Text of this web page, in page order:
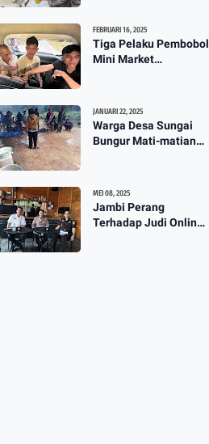
3:57
FEBRUARI 16, 2025
Tiga Pelaku Pembobol
Mini Market
JANUARI 22, 2025
Warga Desa Sungai
Bungur Mati-matian
MEI 08, 2025
Jambi Perang
Terhadap Judi Online :